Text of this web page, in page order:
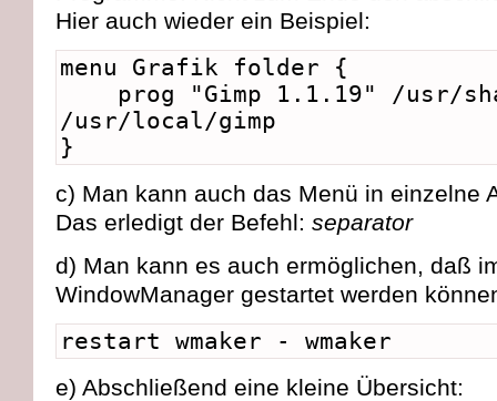
Hier auch wieder ein Beispiel:
menu Grafik folder {
prog "Gimp 1.1.19" /usr/
/usr/local/gimp
}
c) Man kann auch das Menü in einzelne
Das erledigt der Befehl: separator
d) Man kann es auch ermöglichen, daß
WindowManager gestartet werden
restart wmaker - wmaker
e) Abschließend eine kleine Übersicht: